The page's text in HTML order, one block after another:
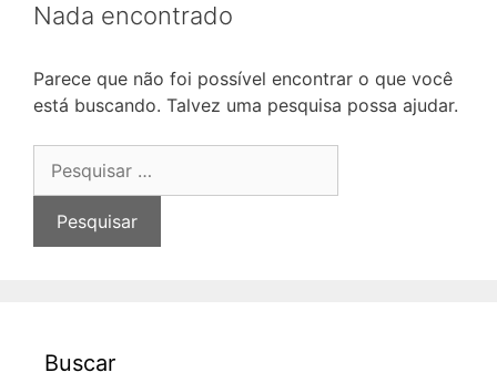
Nada encontrado
Parece que não foi possível encontrar o que você
está buscando. Talvez uma pesquisa possa ajudar.
por:
Buscar